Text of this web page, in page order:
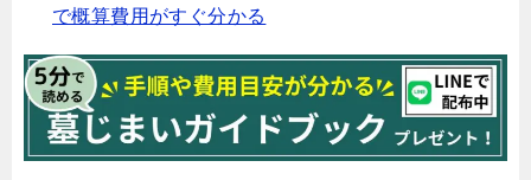
で概算費用がすぐ分かる